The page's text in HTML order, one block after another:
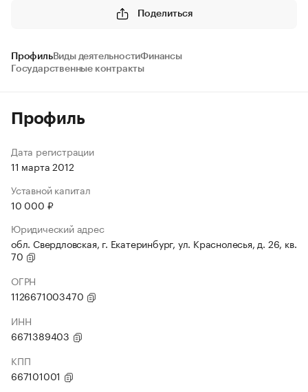
Поделиться
ПрофильВиды деятельностиФинансы
Государственные контракты
Профиль
Дата регистрации
11 марта 2012
Уставной капитал
10 000 ₽
Юридический адрес
обл. Свердловская, г. Екатеринбург, ул. Краснолесья, д. 26, кв.
70
ОГРН
1126671003470
ИНН
6671389403
КПП
667101001